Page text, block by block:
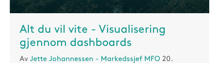
Alt du vil vite - Visualisering
gjennom dashboards
Av Jette Johannessen - Markedssjef MFO 20.